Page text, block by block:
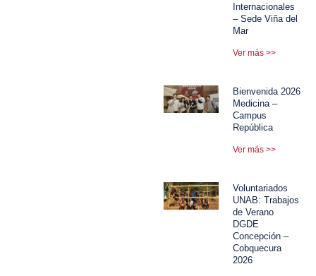
Internacionales
– Sede Viña del
Mar
Ver más >>
Bienvenida 2026
Medicina –
Campus
República
Ver más >>
Voluntariados
UNAB: Trabajos
de Verano
DGDE
Concepción –
Cobquecura
2026